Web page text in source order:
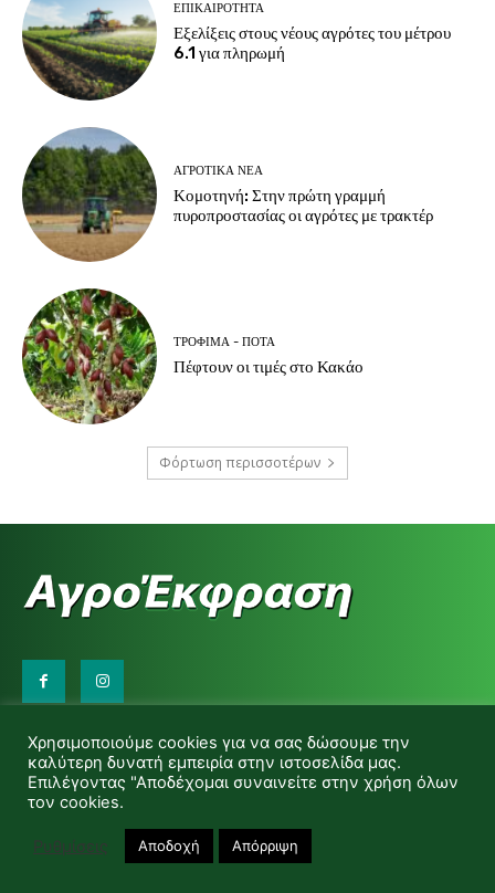
ΕΠΙΚΑΙΡΌΤΗΤΑ
Εξελίξεις στους νέους αγρότες του μέτρου
6.1 για πληρωμή
ΑΓΡΟΤΙΚΆ ΝΈΑ
Κομοτηνή: Στην πρώτη γραμμή
πυροπροστασίας οι αγρότες με τρακτέρ
ΤΡΌΦΙΜΑ - ΠΟΤΆ
Πέφτουν οι τιμές στο Κακάο
Φόρτωση περισσοτέρων
d.makas@yahoo.gr
info@agrofitro.gr
Μακάς Ντίνος
Χρησιμοποιούμε cookies για να σας δώσουμε την
καλύτερη δυνατή εμπειρία στην ιστοσελίδα μας.
Επιλέγοντας "Αποδέχομαι συναινείτε στην χρήση όλων
τον cookies.
Ρυθμίσεις Αποδοχή Απόρριψη